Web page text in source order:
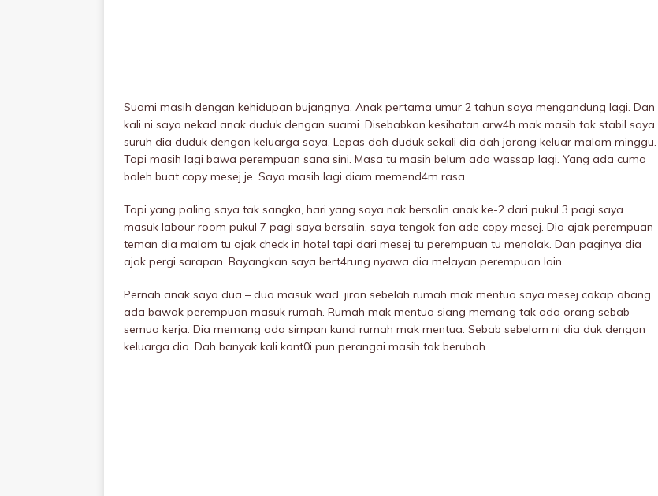
Suami masih dengan kehidupan bujangnya. Anak pertama umur 2 tahun saya mengandung lagi. Dan
kali ni saya nekad anak duduk dengan suami. Disebabkan kesihatan arw4h mak masih tak stabil saya
suruh dia duduk dengan keluarga saya. Lepas dah duduk sekali dia dah jarang keluar malam minggu.
Tapi masih lagi bawa perempuan sana sini. Masa tu masih belum ada wassap lagi. Yang ada cuma
boleh buat copy mesej je. Saya masih lagi diam memend4m rasa.
Tapi yang paling saya tak sangka, hari yang saya nak bersalin anak ke-2 dari pukuI 3 pagi saya
masuk Iabour room pukuI 7 pagi saya bersalin, saya tengok fon ade copy mesej. Dia ajak perempuan
teman dia malam tu ajak check in hotel tapi dari mesej tu perempuan tu menolak. Dan paginya dia
ajak pergi sarapan. Bayangkan saya bert4rung nyawa dia meIayan perempuan lain..
Pernah anak saya dua – dua masuk wad, jiran sebeIah rumah mak mentua saya mesej cakap abang
ada bawak perempuan masuk rumah. Rumah mak mentua siang memang tak ada orang sebab
semua kerja. Dia memang ada simpan kunci rumah mak mentua. Sebab sebelom ni dia duk dengan
keluarga dia. Dah banyak kali kant0i pun perangai masih tak berubah.